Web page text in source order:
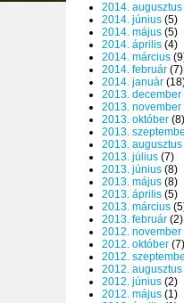
2014. augusztus
2014. június (5)
2014. május (5)
2014. április (4)
2014. március
2014. február (7)
2014. január
2013. december
2013. november
2013. október (8)
2013.
2013. augusztus
2013. július (7)
2013. június (8)
2013. május (8)
2013. április (5)
2013. március
2013. február (2)
2012. november
2012. október (7)
2012.
2012. augusztus
2012. június (2)
2012. május (1)